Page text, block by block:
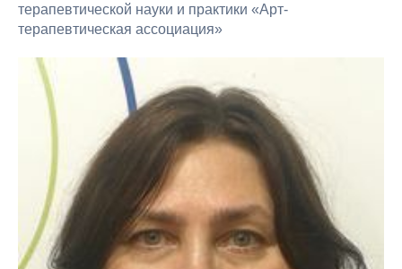
терапевтической науки и практики «Арт-
терапевтическая ассоциация»